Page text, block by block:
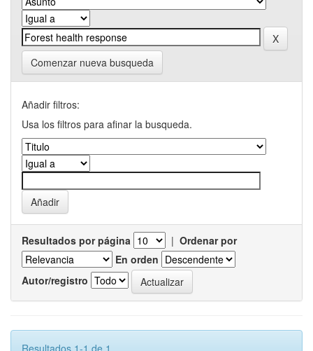
Comenzar nueva busqueda
Añadir filtros:
Usa los filtros para afinar la busqueda.
Resultados por página | Ordenar por
En orden
Autor/registro
Resultados 1-1 de 1.